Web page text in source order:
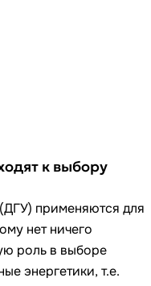
к выбору
применяются для
нет ничего
роль в выборе
энергетики, т.е.